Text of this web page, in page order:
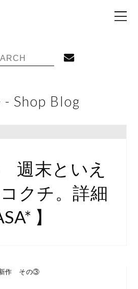
Shop Blog
週末といえ
クチ。詳細
】
新作 その③